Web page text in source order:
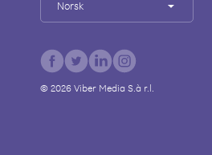
Norsk
© 2026Viber Media S.à r.l.